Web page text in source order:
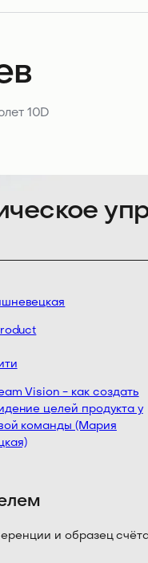
10D
Vision - как создать
целей продукта у
команды (Мария
и образец